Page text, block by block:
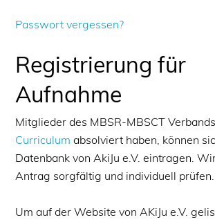
Passwort vergessen?
Registrierung für
Aufnahme
Mitglieder des MBSR-MBSCT
Curriculum absolviert haben, können
Datenbank von AkiJu e.V. eintragen.
Antrag sorgfältig und individuell prüfen.
Um auf der Website von AKiJu e.V.